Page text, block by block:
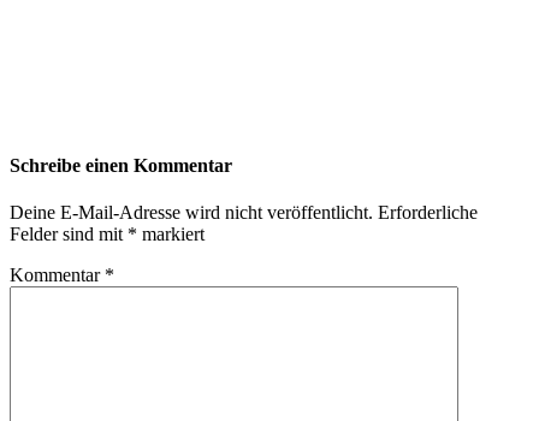
Schreibe einen Kommentar
Deine E-Mail-Adresse wird nicht veröffentlicht. Erforderliche
Felder sind mit * markiert
Kommentar *